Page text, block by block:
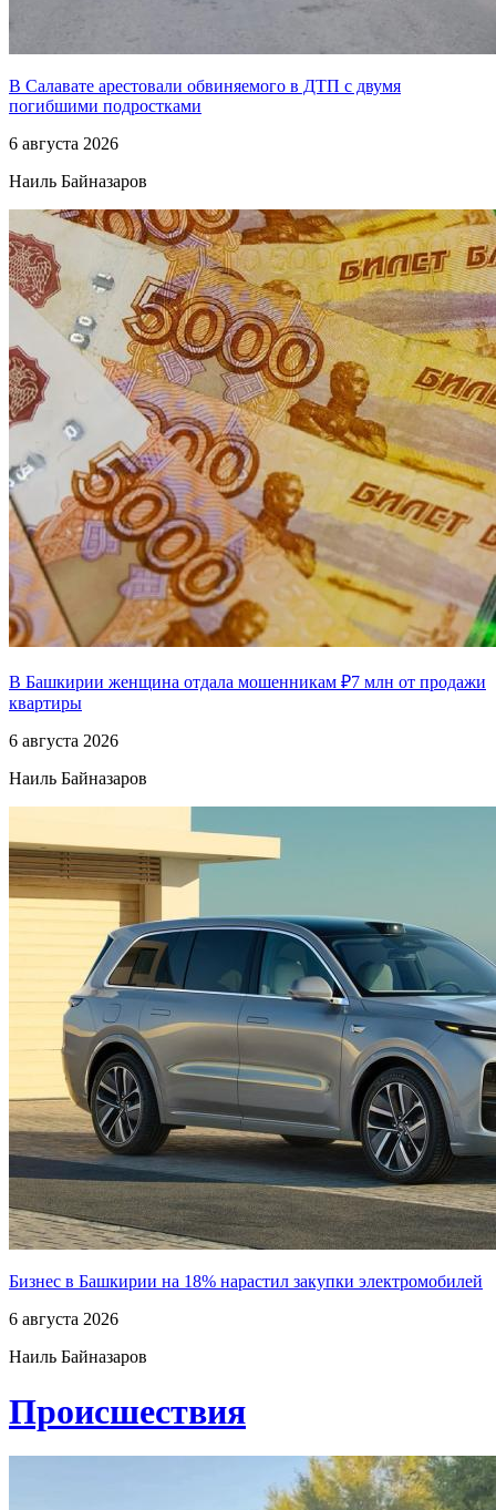
В Салавате арестовали обвиняемого в ДТП с двумя
погибшими подростками
6 августа 2026
Наиль Байназаров
В Башкирии женщина отдала мошенникам ₽7 млн от продажи
квартиры
6 августа 2026
Наиль Байназаров
Бизнес в Башкирии на 18% нарастил закупки электромобилей
6 августа 2026
Наиль Байназаров
Проиcшествия